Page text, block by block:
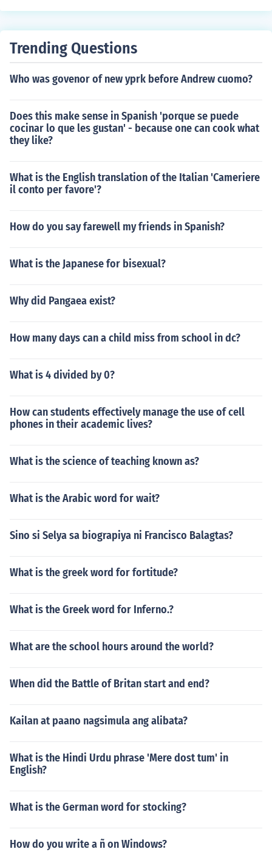
Trending Questions
Who was govenor of new yprk before Andrew cuomo?
Does this make sense in Spanish 'porque se puede
cocinar lo que les gustan' - because one can cook what
they like?
What is the English translation of the Italian 'Cameriere
il conto per favore'?
How do you say farewell my friends in Spanish?
What is the Japanese for bisexual?
Why did Pangaea exist?
How many days can a child miss from school in dc?
What is 4 divided by 0?
How can students effectively manage the use of cell
phones in their academic lives?
What is the science of teaching known as?
What is the Arabic word for wait?
Sino si Selya sa biograpiya ni Francisco Balagtas?
What is the greek word for fortitude?
What is the Greek word for Inferno.?
What are the school hours around the world?
When did the Battle of Britan start and end?
Kailan at paano nagsimula ang alibata?
What is the Hindi Urdu phrase 'Mere dost tum' in
English?
What is the German word for stocking?
How do you write a ñ on Windows?